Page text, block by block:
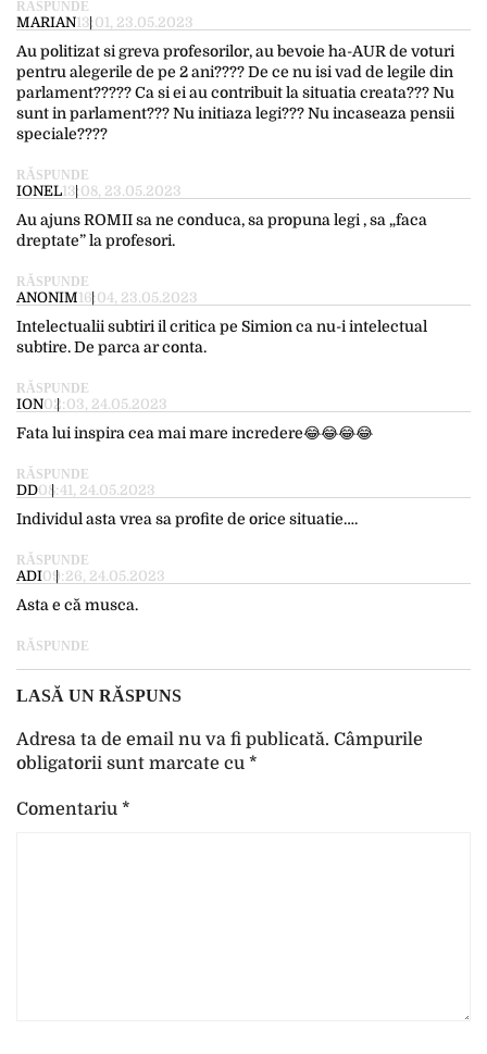
RĂSPUNDE
MARIAN13:01, 23.05.2023
Au politizat si greva profesorilor, au bevoie ha-AUR de voturi
pentru alegerile de pe 2 ani???? De ce nu isi vad de legile din
parlament????? Ca si ei au contribuit la situatia creata??? Nu
sunt in parlament??? Nu initiaza legi??? Nu incaseaza pensii
speciale????
RĂSPUNDE
IONEL13:08, 23.05.2023
Au ajuns ROMII sa ne conduca, sa propuna legi , sa „faca
dreptate” la profesori.
RĂSPUNDE
ANONIM16:04, 23.05.2023
Intelectualii subtiri il critica pe Simion ca nu-i intelectual
subtire. De parca ar conta.
RĂSPUNDE
ION02:03, 24.05.2023
Fata lui inspira cea mai mare incredere😂😂😂😂
RĂSPUNDE
DD08:41, 24.05.2023
Individul asta vrea sa profite de orice situatie….
RĂSPUNDE
ADI09:26, 24.05.2023
Asta e că musca.
RĂSPUNDE
LASĂ UN RĂSPUNS
Adresa ta de email nu va fi publicată. Câmpurile
obligatorii sunt marcate cu *
Comentariu *